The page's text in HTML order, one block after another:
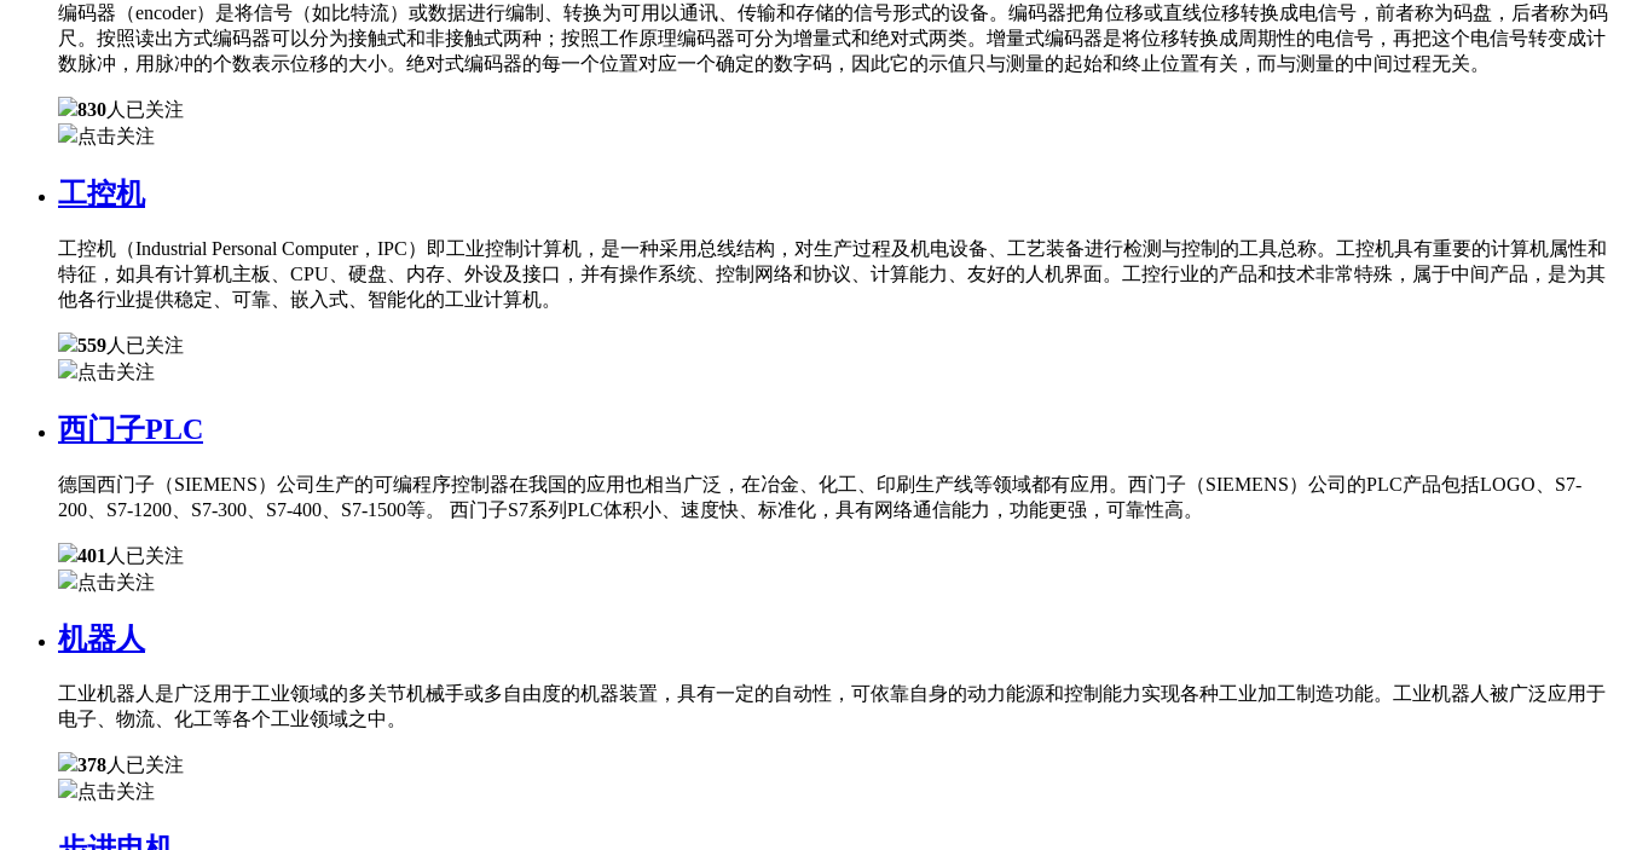
编码器（encoder）是将信号（如比特流）或数据进行编制、转换为可用以通讯、传输和存储的信号形式的设备。编码器把角位移或直线位移转换成电信号，前者称为码盘，后者称为码
尺。按照读出方式编码器可以分为接触式和非接触式两种；按照工作原理编码器可分为增量式和绝对式两类。增量式编码器是将位移转换成周期性的电信号，再把这个电信号转变成计
数脉冲，用脉冲的个数表示位移的大小。绝对式编码器的每一个位置对应一个确定的数字码，因此它的示值只与测量的起始和终止位置有关，而与测量的中间过程无关。
830人已关注
点击关注
工控机
工控机（Industrial Personal Computer，IPC）即工业控制计算机，是一种采用总线结构，对生产过程及机电设备、工艺装备进行检测与控制的工具总称。工控机具有重要的计算机属性和
特征，如具有计算机主板、CPU、硬盘、内存、外设及接口，并有操作系统、控制网络和协议、计算能力、友好的人机界面。工控行业的产品和技术非常特殊，属于中间产品，是为其
他各行业提供稳定、可靠、嵌入式、智能化的工业计算机。
559人已关注
点击关注
西门子PLC
德国西门子（SIEMENS）公司生产的可编程序控制器在我国的应用也相当广泛，在冶金、化工、印刷生产线等领域都有应用。西门子（SIEMENS）公司的PLC产品包括LOGO、S7-
200、S7-1200、S7-300、S7-400、S7-1500等。 西门子S7系列PLC体积小、速度快、标准化，具有网络通信能力，功能更强，可靠性高。
401 人已关注
点击关注
机器人
工业机器人是广泛用于工业领域的多关节机械手或多自由度的机器装置，具有一定的自动性，可依靠自身的动力能源和控制能力实现各种工业加工制造功能。工业机器人被广泛应用于
电子、物流、化工等各个工业领域之中。
378人已关注
点击关注